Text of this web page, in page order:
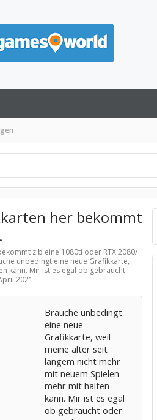
her bekommt
z.b eine 1080ti oder RTX 2080/
unbedingt eine neue Grafikkarte,
kann. Mir ist es egal ob gebraucht...
2021 .
Brauche unbedingt
eine neue
Grafikkarte, weil
meine alter seit
langem nicht mehr
mit neuem Spielen
mehr mit halten
kann. Mir ist es egal
ob gebraucht oder